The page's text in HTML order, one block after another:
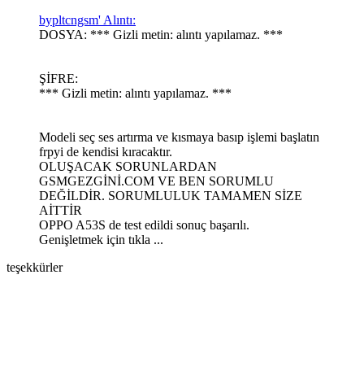
bypltcngsm' Alıntı:
DOSYA: *** Gizli metin: alıntı yapılamaz. ***
ŞİFRE:
*** Gizli metin: alıntı yapılamaz. ***
Modeli seç ses artırma ve kısmaya basıp işlemi başlatın
frpyi de kendisi kıracaktır.
OLUŞACAK SORUNLARDAN
GSMGEZGİNİ.COM VE BEN SORUMLU
DEĞİLDİR. SORUMLULUK TAMAMEN SİZE
AİTTİR
OPPO A53S de test edildi sonuç başarılı.
Genişletmek için tıkla ...
teşekkürler